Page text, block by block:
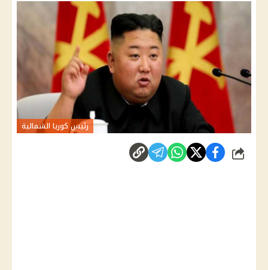
رئيس كوريا الشمالية
شارك